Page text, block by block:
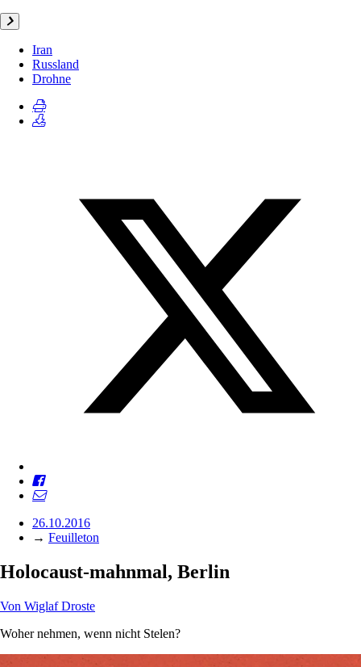
Iran
Russland
Drohne
26.10.2016
→ Feuilleton
Holocaust-mahnmal, Berlin
Von Wiglaf Droste
Woher nehmen, wenn nicht ­Stelen?